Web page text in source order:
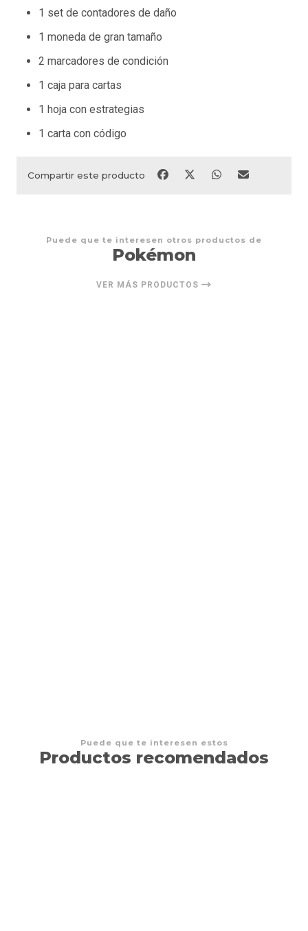
1 set de contadores de daño
1 moneda de gran tamaño
2 marcadores de condición
1 caja para cartas
1 hoja con estrategias
1 carta con código
Compartir este producto
Puede que te interesen otros productos de
Pokémon
VER MÁS PRODUCTOS
Puede que te interesen estos
Productos recomendados